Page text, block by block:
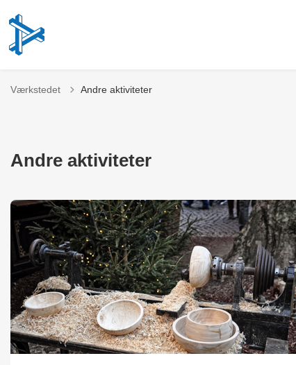
Værkstedet Andre aktiviteter
Andre aktiviteter